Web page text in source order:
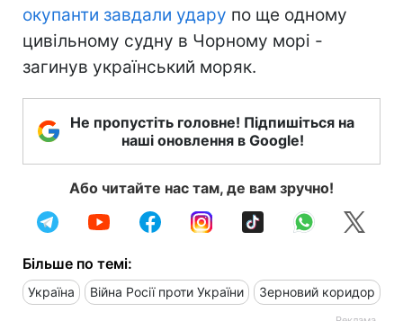
окупанти завдали удару по ще одному
цивільному судну в Чорному морі -
загинув український моряк.
Не пропустіть головне! Підпишіться на
наші оновлення в Google!
Або читайте нас там, де вам зручно!
Більше по темі:
Україна Війна Росії проти України Зерновий коридор